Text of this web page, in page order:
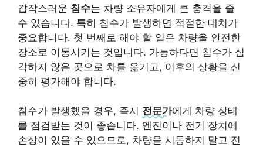
갑작스러운 침수는 차량 소유자에게 큰 충격을 줄
수 있습니다. 특히 침수가 발생하면 적절한 대처가
중요합니다. 첫 번째로 해야 할 일은 차량을 안전한
장소로 이동시키는 것입니다. 가능하다면 침수가 심
각하지 않은 곳으로 차를 옮기고, 이후의 상황을 신
중히 평가해야 합니다.
침수가 발생했을 경우, 즉시 전문가에게 차량 상태
를 점검받는 것이 좋습니다. 엔진이나 전기 장치에
손상이 있을 수 있으므로, 차량을 시동하지 말고 전